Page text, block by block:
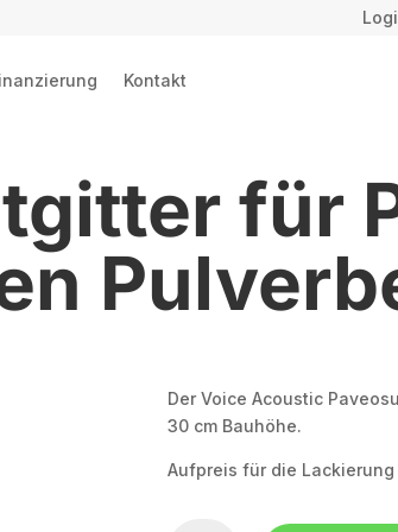
Kontakt
für
Der Voice Acoustic
30 cm Bauhöhe.
Aufpreis für die Lackierung